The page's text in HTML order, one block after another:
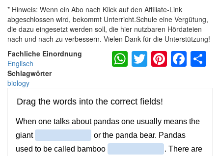
* Hinweis: Wenn ein Abo nach Klick auf den Affiliate-Link
abgeschlossen wird, bekommt Unterricht.Schule eine Vergütung,
die dazu eingesetzt werden soll, die hier nutzbaren Hördateien
nach und nach zu verbessern. Vielen Dank für die Unterstützung!
Fachliche Einordnung
Englisch
Schlagwörter
biology
WhatsApp
Twitter